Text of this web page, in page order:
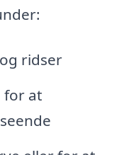
ridser
for at